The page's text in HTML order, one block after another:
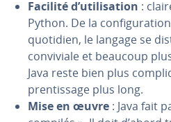
Facilité d’uti­li­sa­tion :
Python. De la
quotidien, le langage se
con­vi­viale et beaucoup
Java reste bien plus
pren­tis­sage plus long.
Mise en œuvre : Java fait